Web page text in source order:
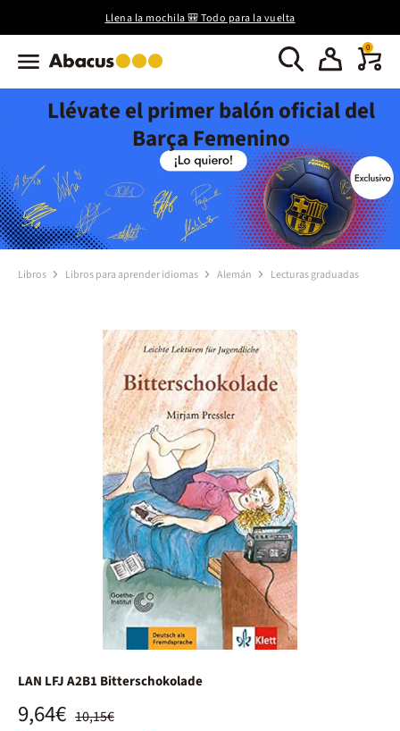
Llena la mochila 🎒 Todo para la vuelta
0
Llévate el primer balón oficial del
Barça Femenino
Libros Libros para aprender idiomas Alemán Lecturas graduadas
LAN LFJ A2B1 Bitterschokolade
10,15€
9,64€